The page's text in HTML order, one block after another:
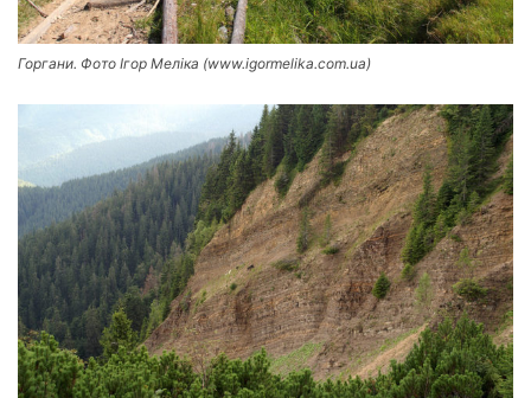
Горгани. Фото Ігор Меліка (www.igormelika.com.ua)